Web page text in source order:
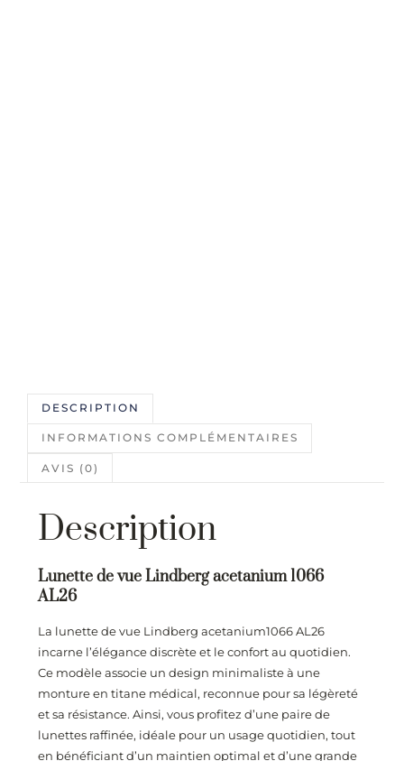
DESCRIPTION
INFORMATIONS COMPLÉMENTAIRES
AVIS (0)
Description
Lunette de vue Lindberg acetanium 1066
AL26
La lunette de vue Lindberg acetanium1066 AL26
incarne l’élégance discrète et le confort au quotidien.
Ce modèle associe un design minimaliste à une
monture en titane médical, reconnue pour sa légèreté
et sa résistance. Ainsi, vous profitez d’une paire de
lunettes raffinée, idéale pour un usage quotidien, tout
en bénéficiant d’un maintien optimal et d’une grande